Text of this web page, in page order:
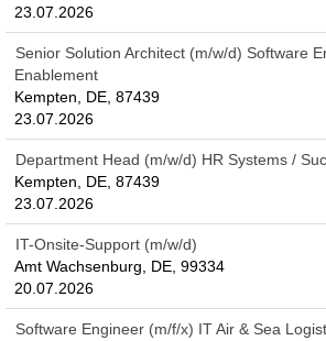
23.07.2026
Senior Solution Architect (m/w/d) Software
Enablement
Kempten, DE, 87439
23.07.2026
Department Head (m/w/d) HR Systems /
Kempten, DE, 87439
23.07.2026
IT-Onsite-Support (m/w/d)
Amt Wachsenburg, DE, 99334
20.07.2026
Software Engineer (m/f/x) IT Air & Sea